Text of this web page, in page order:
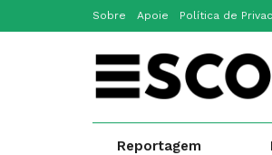
Sobre Apoie Política de
Reportagem